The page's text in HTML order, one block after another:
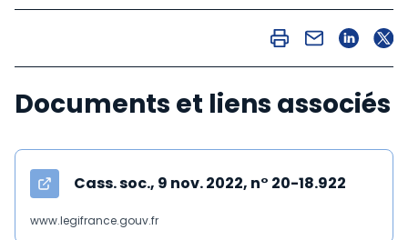
Documents et liens associés
Cass. soc., 9 nov. 2022, n° 20-18.922
www.legifrance.gouv.fr